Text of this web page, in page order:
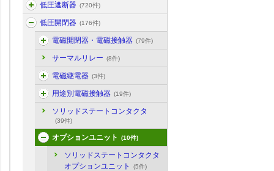
低圧遮断器 (720件)
低圧開閉器 (176件)
電磁開閉器・電磁接触器 (79件)
サーマルリレー (8件)
電磁継電器 (3件)
用途別電磁接触器 (19件)
ソリッドステートコンタクタ
(39件)
オプションユニット (10件)
ソリッドステートコンタクタ
オプションユニット
(5件)